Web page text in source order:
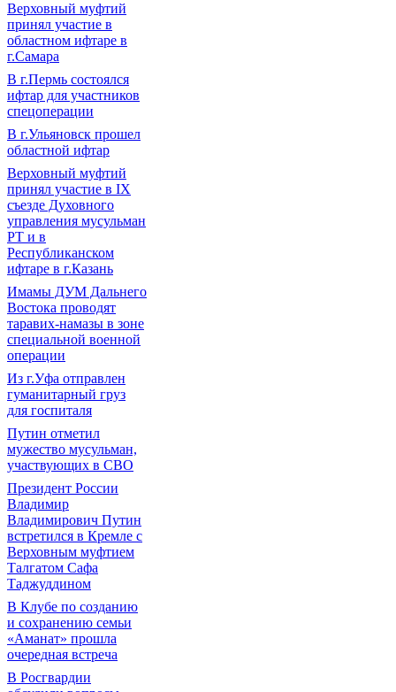
Верховный муфтий
принял участие в
областном ифтаре в
г.Самара
В г.Пермь состоялся
ифтар для участников
спецоперации
В г.Ульяновск прошел
областной ифтар
Верховный муфтий
принял участие в IХ
съезде Духовного
управления мусульман
РТ и в
Республиканском
ифтаре в г.Казань
Имамы ДУМ Дальнего
Востока проводят
таравих-намазы в зоне
специальной военной
операции
Из г.Уфа отправлен
гуманитарный груз
для госпиталя
Путин отметил
мужество мусульман,
участвующих в СВО
Президент России
Владимир
Владимирович Путин
встретился в Кремле с
Верховным муфтием
Талгатом Сафа
Таджуддином
В Клубе по созданию
и сохранению семьи
«Аманат» прошла
очередная встреча
В Росгвардии